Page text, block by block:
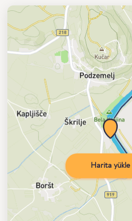
Harita yükle